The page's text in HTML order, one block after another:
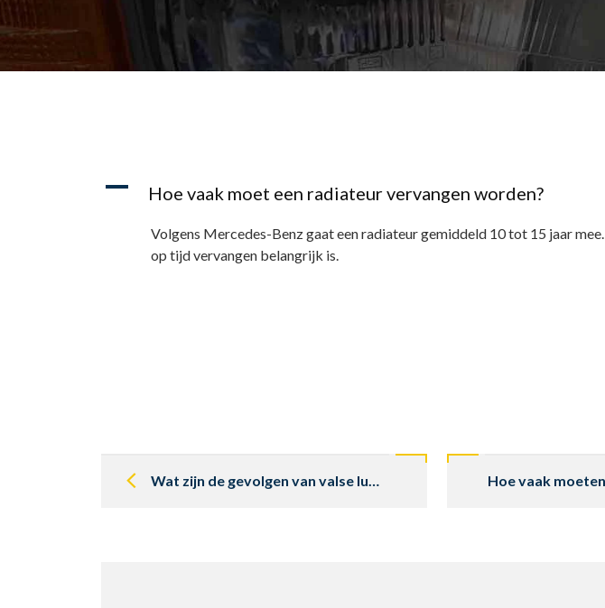
A Hoe vaak moet een radiateur vervangen worden?
Volgens Mercedes-Benz gaat een radiateur gemiddeld 10 tot 15 jaar mee.
op tijd vervangen belangrijk is.
navigation
Wat zijn de gevolgen van valse luchtlekkages bij K-Jetronic?